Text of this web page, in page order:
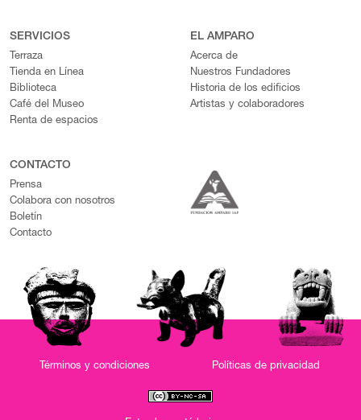
SERVICIOS
Terraza
Tienda en Línea
Biblioteca
Café del Museo
Renta de espacios
EL AMPARO
Acerca de
Nuestros Fundadores
Historia de los edificios
Artistas y colaboradores
CONTACTO
Prensa
Colabora con nosotros
Boletín
Contacto
Términos y condiciones Políticas de privacidad